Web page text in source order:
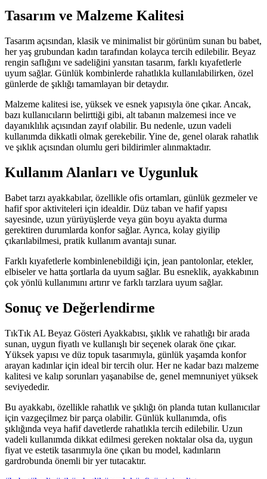
Tasarım ve Malzeme Kalitesi
Tasarım açısından, klasik ve minimalist bir görünüm sunan bu babet,
her yaş grubundan kadın tarafından kolayca tercih edilebilir. Beyaz
rengin saflığını ve sadeliğini yansıtan tasarım, farklı kıyafetlerle
uyum sağlar. Günlük kombinlerde rahatlıkla kullanılabilirken, özel
günlerde de şıklığı tamamlayan bir detaydır.
Malzeme kalitesi ise, yüksek ve esnek yapısıyla öne çıkar. Ancak,
bazı kullanıcıların belirttiği gibi, alt tabanın malzemesi ince ve
dayanıklılık açısından zayıf olabilir. Bu nedenle, uzun vadeli
kullanımda dikkatli olmak gerekebilir. Yine de, genel olarak rahatlık
ve şıklık açısından olumlu geri bildirimler alınmaktadır.
Kullanım Alanları ve Uygunluk
Babet tarzı ayakkabılar, özellikle ofis ortamları, günlük gezmeler ve
hafif spor aktiviteleri için idealdir. Düz taban ve hafif yapısı
sayesinde, uzun yürüyüşlerde veya gün boyu ayakta durma
gerektiren durumlarda konfor sağlar. Ayrıca, kolay giyilip
çıkarılabilmesi, pratik kullanım avantajı sunar.
Farklı kıyafetlerle kombinlenebildiği için, jean pantolonlar, etekler,
elbiseler ve hatta şortlarla da uyum sağlar. Bu esneklik, ayakkabının
çok yönlü kullanımını artırır ve farklı tarzlara uyum sağlar.
Sonuç ve Değerlendirme
TıkTık AL Beyaz Gösteri Ayakkabısı, şıklık ve rahatlığı bir arada
sunan, uygun fiyatlı ve kullanışlı bir seçenek olarak öne çıkar.
Yüksek yapısı ve düz topuk tasarımıyla, günlük yaşamda konfor
arayan kadınlar için ideal bir tercih olur. Her ne kadar bazı malzeme
kalitesi ve kalıp sorunları yaşanabilse de, genel memnuniyet yüksek
seviyededir.
Bu ayakkabı, özellikle rahatlık ve şıklığı ön planda tutan kullanıcılar
için vazgeçilmez bir parça olabilir. Günlük kullanımda, ofis
şıklığında veya hafif davetlerde rahatlıkla tercih edilebilir. Uzun
vadeli kullanımda dikkat edilmesi gereken noktalar olsa da, uygun
fiyat ve estetik tasarımıyla öne çıkan bu model, kadınların
gardrobunda önemli bir yer tutacaktır.